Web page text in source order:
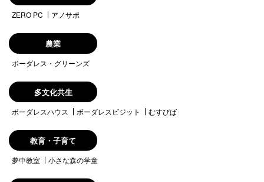
ZERO PC アノサポ
農業
ボーダレス・グリーンズ
多文化共生
ボーダレスハウス ボーダレスビジット むすびば
教育・子育て
夢中教室 小さな森の学童